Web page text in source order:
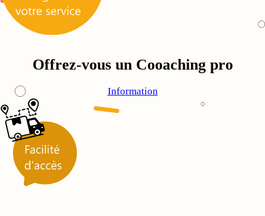
Offrez-vous un Cooaching pro
Information